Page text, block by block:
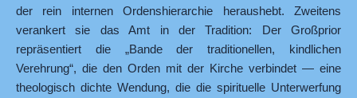
der rein internen Ordenshierarchie heraushebt. Zweitens
verankert sie das Amt in der Tradition: Der Großprior
repräsentiert die „Bande der traditionellen, kindlichen
Verehrung“, die den Orden mit der Kirche verbindet — eine
theologisch dichte Wendung, die die spirituelle Unterwerfung